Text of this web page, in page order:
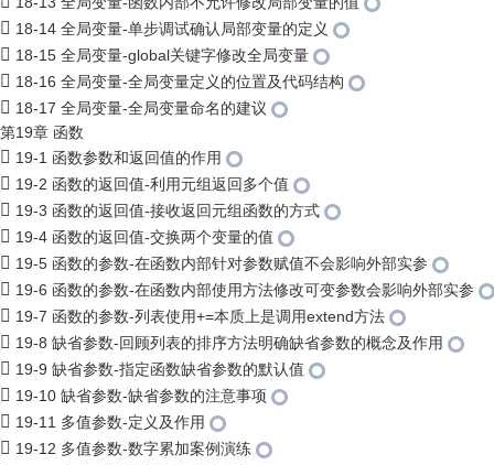
18-14 全局变量-单步调试确认局部变量的定义
18-15 全局变量-global关键字修改全局变量
18-16 全局变量-全局变量定义的位置及代码结构
18-17 全局变量-全局变量命名的建议
第19章 函数
19-1 函数参数和返回值的作用
19-2 函数的返回值-利用元组返回多个值
19-3 函数的返回值-接收返回元组函数的方式
19-4 函数的返回值-交换两个变量的值
19-5 函数的参数-在函数内部针对参数赋值不会影响外部实参
19-6 函数的参数-在函数内部使用方法修改可变参数会影响外部实参
19-7 函数的参数-列表使用+=本质上是调用extend方法
19-8 缺省参数-回顾列表的排序方法明确缺省参数的概念及作用
19-9 缺省参数-指定函数缺省参数的默认值
19-10 缺省参数-缺省参数的注意事项
19-11 多值参数-定义及作用
19-12 多值参数-数字累加案例演练